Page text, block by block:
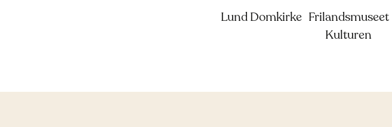
Lund Domkirke Frilandsmuseet
Kulturen